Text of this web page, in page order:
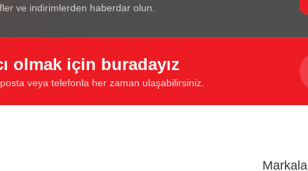
ve indirimlerden haberdar olun.
olmak için buradayız
veya telefonla her zaman ulaşabilirsiniz.